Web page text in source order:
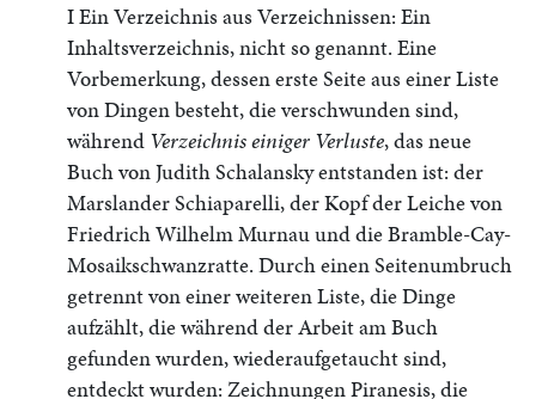
I Ein Verzeichnis aus Verzeichnissen: Ein
Inhaltsverzeichnis, nicht so genannt. Eine
Vorbemerkung, dessen erste Seite aus einer Liste
von Dingen besteht, die verschwunden sind,
während Verzeichnis einiger Verluste, das neue
Buch von Judith Schalansky entstanden ist: der
Marslander Schiaparelli, der Kopf der Leiche von
Friedrich Wilhelm Murnau und die Bramble-Cay-
Mosaikschwanzratte. Durch einen Seitenumbruch
getrennt von einer weiteren Liste, die Dinge
aufzählt, die während der Arbeit am Buch
gefunden wurden, wiederaufgetaucht sind,
entdeckt wurden: Zeichnungen Piranesis, die